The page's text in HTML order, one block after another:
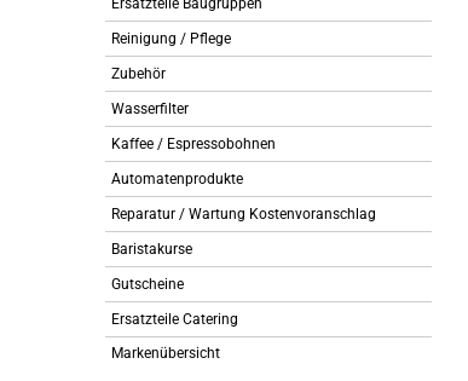
Ersatzteile Baugruppen
Reinigung / Pflege
Zubehör
Wasserfilter
Kaffee / Espressobohnen
Automatenprodukte
Reparatur / Wartung Kostenvoranschlag
Baristakurse
Gutscheine
Ersatzteile Catering
Markenübersicht